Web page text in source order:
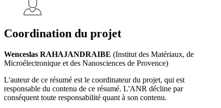
Coordination du projet
Wenceslas RAHAJANDRAIBE (Institut des Matériaux, de
Microélectronique et des Nanosciences de Provence)
L'auteur de ce résumé est le coordinateur du projet, qui est
responsable du contenu de ce résumé. L'ANR décline par
conséquent toute responsabilité quant à son contenu.